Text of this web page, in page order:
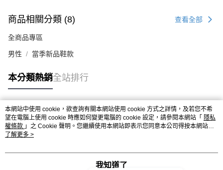
商品相關分類 (8) 查看全部
全商品專區
男性 當季新品鞋款
本分類熱銷全站排行
熱門標籤
本網站中使用 cookie，欲查詢有關本網站使用 cookie 方式之詳情，及若您不希
望在電腦上使用 cookie 時應如何變更電腦的 cookie 設定，請參閱本網站「 隱私
權條款 」之 Cookie 聲明。您繼續使用本網站即表示您同意本公司得按本網站使
用條款之 Cookie 聲明使用 cookie。
了解更多 >
我知道了